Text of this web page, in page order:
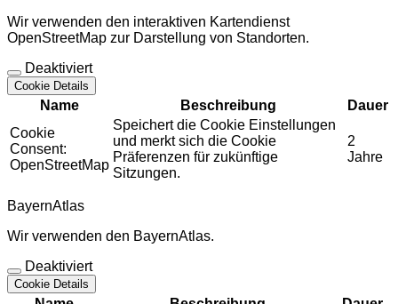
Wir verwenden den interaktiven Kartendienst
OpenStreetMap zur Darstellung von Standorten.
Deaktiviert
Cookie Details
Name Beschreibung
Dauer
Cookie
Consent:
OpenStreetMap
Speichert die Cookie Einstellungen
und merkt sich die Cookie
Präferenzen für zukünftige
Sitzungen.
2
Jahre
BayernAtlas
Wir verwenden den BayernAtlas.
Deaktiviert
Cookie Details